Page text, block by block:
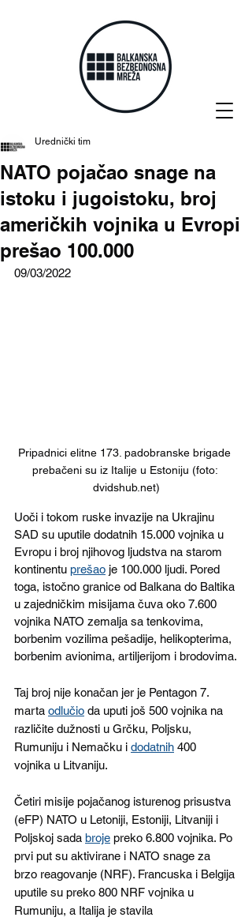
NATO pojačao snage na
istoku i jugoistoku, broj
američkih vojnika u Evropi
prešao 100.000
Urednički tim
09/03/2022
Pripadnici elitne 173. padobranske brigade
prebačeni su iz Italije u Estoniju (foto:
dvidshub.net)
Uoči i tokom ruske invazije na Ukrajinu
SAD su uputile dodatnih 15.000 vojnika u
Evropu i broj njihovog ljudstva na starom
kontinentu prešao je 100.000 ljudi. Pored
toga, istočno granice od Balkana do Baltika
u zajedničkim misijama čuva oko 7.600
vojnika NATO zemalja sa tenkovima,
borbenim vozilima pešadije, helikopterima,
borbenim avionima, artiljerijom i brodovima.
Taj broj nije konačan jer je Pentagon 7.
marta odlučio da uputi još 500 vojnika na
različite dužnosti u Grčku, Poljsku,
Rumuniju i Nemačku i dodatnih 400
vojnika u Litvaniju.
Četiri misije pojačanog isturenog prisustva
(eFP) NATO u Letoniji, Estoniji, Litvaniji i
Poljskoj sada broje preko 6.800 vojnika. Po
prvi put su aktivirane i NATO snage za
brzo reagovanje (NRF). Francuska i Belgija
uputile su preko 800 NRF vojnika u
Rumuniju, a Italija je stavila